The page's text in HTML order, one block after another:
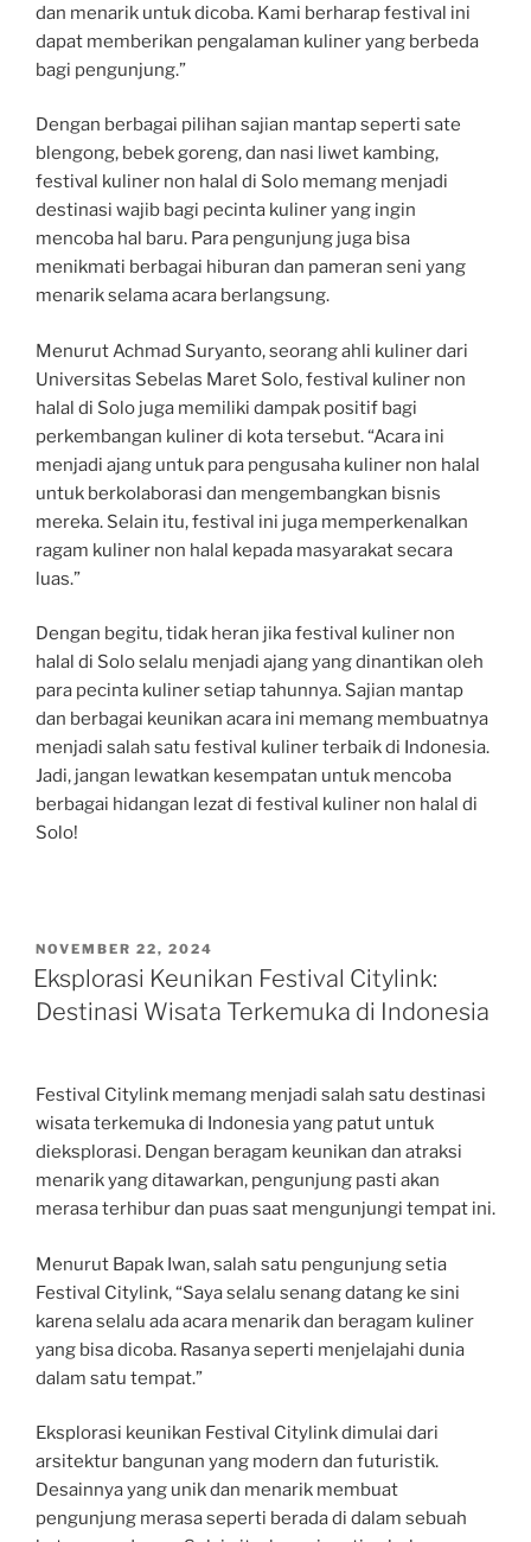
dan menarik untuk dicoba. Kami berharap festival ini
dapat memberikan pengalaman kuliner yang berbeda
bagi pengunjung.”
Dengan berbagai pilihan sajian mantap seperti sate
blengong, bebek goreng, dan nasi liwet kambing,
festival kuliner non halal di Solo memang menjadi
destinasi wajib bagi pecinta kuliner yang ingin
mencoba hal baru. Para pengunjung juga bisa
menikmati berbagai hiburan dan pameran seni yang
menarik selama acara berlangsung.
Menurut Achmad Suryanto, seorang ahli kuliner dari
Universitas Sebelas Maret Solo, festival kuliner non
halal di Solo juga memiliki dampak positif bagi
perkembangan kuliner di kota tersebut. “Acara ini
menjadi ajang untuk para pengusaha kuliner non halal
untuk berkolaborasi dan mengembangkan bisnis
mereka. Selain itu, festival ini juga memperkenalkan
ragam kuliner non halal kepada masyarakat secara
luas.”
Dengan begitu, tidak heran jika festival kuliner non
halal di Solo selalu menjadi ajang yang dinantikan oleh
para pecinta kuliner setiap tahunnya. Sajian mantap
dan berbagai keunikan acara ini memang membuatnya
menjadi salah satu festival kuliner terbaik di Indonesia.
Jadi, jangan lewatkan kesempatan untuk mencoba
berbagai hidangan lezat di festival kuliner non halal di
Solo!
POSTED
ON
NOVEMBER 22, 2024
Eksplorasi Keunikan Festival Citylink:
Destinasi Wisata Terkemuka di Indonesia
Festival Citylink memang menjadi salah satu destinasi
wisata terkemuka di Indonesia yang patut untuk
dieksplorasi. Dengan beragam keunikan dan atraksi
menarik yang ditawarkan, pengunjung pasti akan
merasa terhibur dan puas saat mengunjungi tempat ini.
Menurut Bapak Iwan, salah satu pengunjung setia
Festival Citylink, “Saya selalu senang datang ke sini
karena selalu ada acara menarik dan beragam kuliner
yang bisa dicoba. Rasanya seperti menjelajahi dunia
dalam satu tempat.”
Eksplorasi keunikan Festival Citylink dimulai dari
arsitektur bangunan yang modern dan futuristik.
Desainnya yang unik dan menarik membuat
pengunjung merasa seperti berada di dalam sebuah